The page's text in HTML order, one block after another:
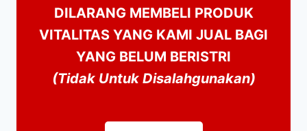
DILARANG MEMBELI PRODUK
VITALITAS YANG KAMI JUAL BAGI
YANG BELUM BERISTRI
(Tidak Untuk Disalahgunakan)